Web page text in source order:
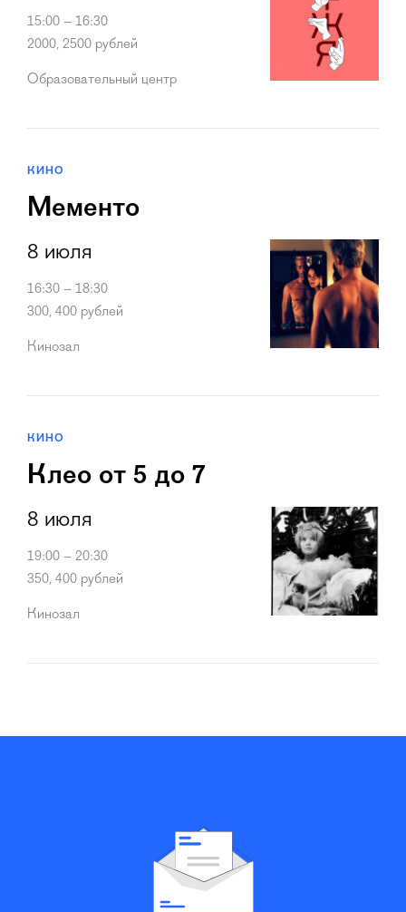
15:00 – 16:30
2000, 2500 рублей
Образовательный центр
КИНО
Мементо
8 июля
16:30 – 18:30
300, 400 рублей
Кинозал
КИНО
Клео от 5 до 7
8 июля
19:00 – 20:30
350, 400 рублей
Кинозал